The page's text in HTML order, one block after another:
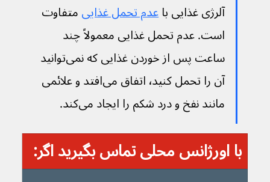
آلرژی غذایی با عدم تحمل غذایی متفاوت
است. عدم تحمل غذایی معمولاً چند
ساعت پس از خوردن غذایی که نمی‌توانید
آن را تحمل کنید٬ اتفاق می‌افتد و علائمی
مانند نفخ و درد شکم را ایجاد می‌کند.
با اورژانس محلی تماس بگیرید اگر: